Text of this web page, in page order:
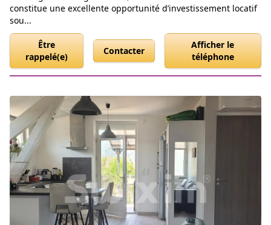
constitue une excellente opportunité d’investissement locatif
sou...
Être
rappelé(e)
Contacter
Afficher le
téléphone